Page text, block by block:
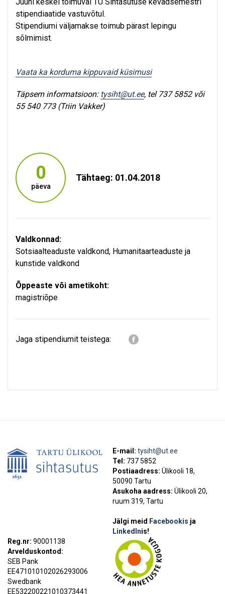
stipendiaatide vastuvõtul.
Stipendiumi väljamakse toimub pärast lepingu
sõlmimist.
Vaata ka korduma kippuvaid küsimusi
Täpsem informatsioon: tysiht@ut.ee, tel 737 5852 või
55 540 773 (Triin Vakker)
0
päeva
Tähtaeg: 01.04.2018
Valdkonnad:
Sotsiaalteaduste valdkond, Humanitaarteaduste ja
kunstide valdkond
Õppeaste või ametikoht:
magistriõpe
Jaga stipendiumit teistega:
E-mail: tysiht@ut.ee
Tel: 737 5852
Postiaadress: Ülikooli 18,
50090 Tartu
Asukoha aadress: Ülikooli 20,
ruum 319, Tartu
Jälgi meid Facebookis ja
LinkedInis!
Reg.nr: 90001138
Arvelduskontod:
SEB Pank
EE471010102026293006
Swedbank
EE532200221010373441